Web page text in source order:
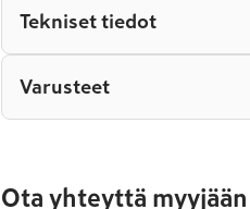
Tekniset tiedot
Varusteet
Ota yhteyttä myyjään